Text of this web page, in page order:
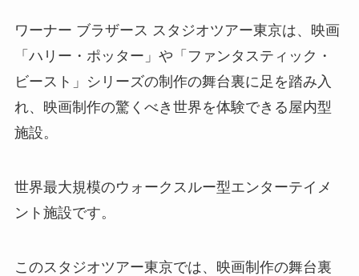
ワーナー ブラザース スタジオツアー東京は、映画
「ハリー・ポッター」や「ファンタスティック・
ビースト」シリーズの制作の舞台裏に足を踏み入
れ、映画制作の驚くべき世界を体験できる屋内型
施設。
世界最大規模のウォークスルー型エンターテイメ
ント施設です。
このスタジオツアー東京では、映画制作の舞台裏